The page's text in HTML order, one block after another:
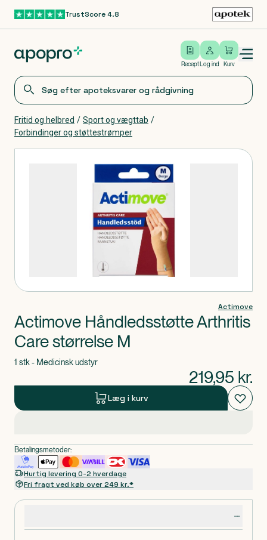
Gå til hovedindholdTrustScore 4.8
Recept
Log ind
Log ind Kurv
Open/close menu
Fritid og helbred / Sport og vægttab /
Forbindinger og støttestrømper
Actimove
Actimove Håndledsstøtte Arthritis
Care størrelse M
1 stk - Medicinsk udstyr
219,95 kr.
Læg i kurv
Betalingsmetoder:
Hurtig levering 0-2 hverdage
Fri fragt ved køb over 249 kr.*